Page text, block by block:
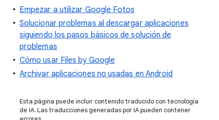
Empezar a utilizar Google Fotos
Solucionar problemas al descargar aplicaciones
siguiendo los pasos básicos de solución de
problemas
Cómo usar Files by Google
Archivar aplicaciones no usadas en Android
Esta página puede incluir contenido traducido con tecnología
de IA. Las traducciones generadas por IA pueden contener